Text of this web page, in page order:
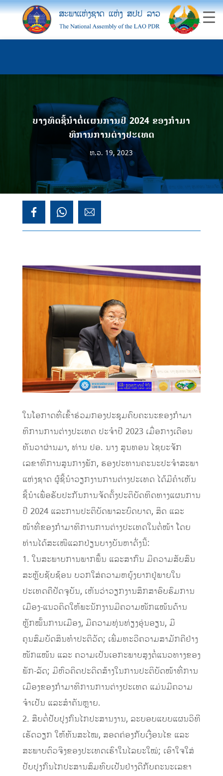
ບາງທິດຊີ້ນຳຕໍ່ແຜນການປີ 2024 ຂອງກໍາມາ
ທິການການຕ່າງປະເທດ
ທ.ວ. 19, 2023
ໃນໂອກາດທີ່ເຂົ້າຮ່ວມກອງປະຊຸມຄົບຄະນະຂອງກໍາມາ
ທິການການຕ່າງປະເທດ ປະຈໍາປີ 2023 ເມື່ອກາງເດືອນ
ທັນວາຜ່ານມາ, ທ່ານ ປອ. ນາງ ສູນທອນ ໄຊຍະຈັກ
ເລຂາທິການສູນກາງພັກ, ຮອງປະທານຄະນະປະຈໍາສະພາ
ແຫ່ງຊາດ ຜູ້ຊີ້ນຳວຽກງານການຕ່າງປະເທດ ໄດ້ມີຄໍາເຫັນ
ຊີ້ນຳເພື່ອຮັບປະກັນການຈັດຕັ້ງປະຕິບັດທິດທາງແຜນການ
ປີ 2024 ແລະການປະຕິບັດພາລະບົດບາດ, ສິດ ແລະ
ໜ້າທີ່ຂອງກໍາມາທິການການຕ່າງປະເທດໃນຕໍ່ໜ້າ ໂດຍ
ທ່ານໄດ້ສະເໜີແລກປ່ຽນບາງບັນຫາດັ່ງນີ້:
1. ໃນສະພາບການພາກພື້ນ ແລະສາກົນ ມີຄວາມສັບສົນ
ສະຫຼັບຊັບຊ້ອນ ບວກໃສ່ຄວາມຫຍຸ້ງຍາກຢູ່ພາຍໃນ
ປະເທດຄືປັດຈຸບັນ, ເຫັນວ່າວຽກງານສຶກສາອົບຮົມການ
ເມືອງ-ແນວຄິດໃຫ້ພະນັກງານມີຄວາມໜັກແໜ້ນດ້ານ
ຫຼັກໝັ້ນການເມືອງ, ມີຄວາມທຸ່ນທ່ຽງອຸ່ນອຽນ, ມີ
ຄຸນສົມບັດສິນທໍາປະຕິວັດ; ເພີ່ມທະວີຄວາມສາມັກຄີຢ່າງ
ໜັກແໜ້ນ ແລະ ຄວາມເປັນເອກະພາບສູງຕໍ່ແນວທາງຂອງ
ພັກ-ລັດ; ມີຫົວຄິດປະດິດສ້າງໃນການປະຕິບັດໜ້າທີ່ການ
ເມືອງຂອງກໍາມາທິການການຕ່າງປະເທດ ແມ່ນມີຄວາມ
ຈໍາເປັນ ແລະສໍາຄັນຫຼາຍ.
2. ສືບຕໍ່ປັບປຸງກົນໄກປະສານງານ, ລະບອບແບບແຜນວິທີ
ເຮັດວຽກ ໃຫ້ທັນສະໄໝ, ສອດຄ່ອງກັບເງື່ອນໄຂ ແລະ
ສະພາບຕົວຈິງຂອງປະເທດເຮົາໃນໄລຍະໃໝ່; ເອົາໃຈໃສ່
ປັບປຸງກົນໄກປະສານສົມທົບເປັນຢ່າງດີກັບຄະນະເລຂາ